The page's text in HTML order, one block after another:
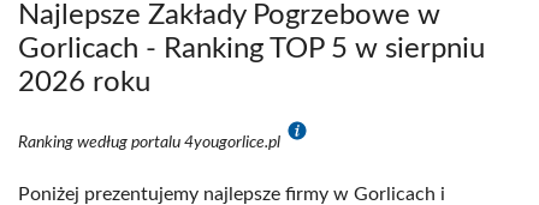
Najlepsze Zakłady Pogrzebowe w
Gorlicach - Ranking TOP 5 w sierpniu
2026 roku
Ranking według portalu 4yougorlice.pl
Poniżej prezentujemy najlepsze firmy w Gorlicach i